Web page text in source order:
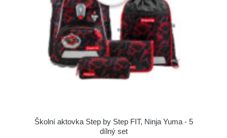
Školní aktovka Step by Step FIT, Ninja Yuma - 5
dílný set